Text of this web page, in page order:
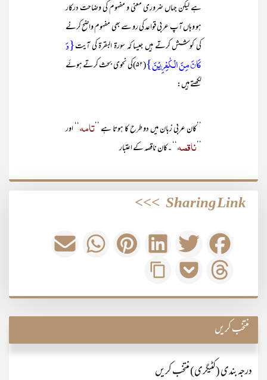
ہے لیکن جہاں ضروری معنی و مفہوم کی وضاحت درکار
ہو وہاں آپ عربی قواعد کی رو سے بھی مفہوم واضح کرنے
کی کوشش کرتے ہیں جیسا کہ سورۃ البقرۃ کی آیت{وَ
کَانَ مِنَ الْـکٰفِرِیْنَ}
(۵۲)کی نحوی بحث کرتے ہوئے
لکھتے ہیں:
’’کان عربی زبان میں دو طرح کا ہوتا ہے ’’تامہ ‘‘ اور
ناقصہ ‘‘ ۔کان ناقصہ کے اعتبار
Sharing Link
>>>
منتخب کریں
درجہ بندی (کٹیگری) منتخب کریں